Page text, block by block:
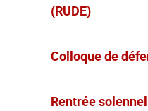
(RUDE)
Colloque de
Rentrée